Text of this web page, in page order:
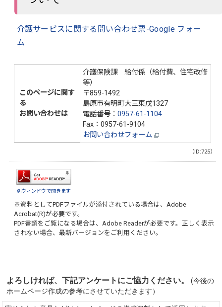
介護サービスに関する問い合わせ票-Google フォー
ム
このページに関す
る
お問い合わせは
介護保険課 給付係（給付費、住宅改修
等）
〒859-1492
島原市有明町大三東戊1327
電話番号： 0957-61-1104
Fax：0957-61-9104
お問い合わせフォーム
（ID:725）
別ウィンドウで開きます
※資料としてPDFファイルが添付されている場合は、Adobe
Acrobat(R)が必要です。
PDF書類をご覧になる場合は、Adobe Readerが必要です。正しく表示
されない場合、最新バージョンをご利用ください。